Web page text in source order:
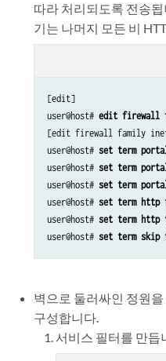
따라 처리되도록 전송
기는 나머지 모든 비
[edit]
user@host# edit firewall
[edit firewall family
user@host# set term
user@host# set term
user@host# set term
user@host# set term http
user@host# set term http
user@host# set term skip
벽으로 둘러싸인 정원
구성합니다.
서비스 필터를 만듭